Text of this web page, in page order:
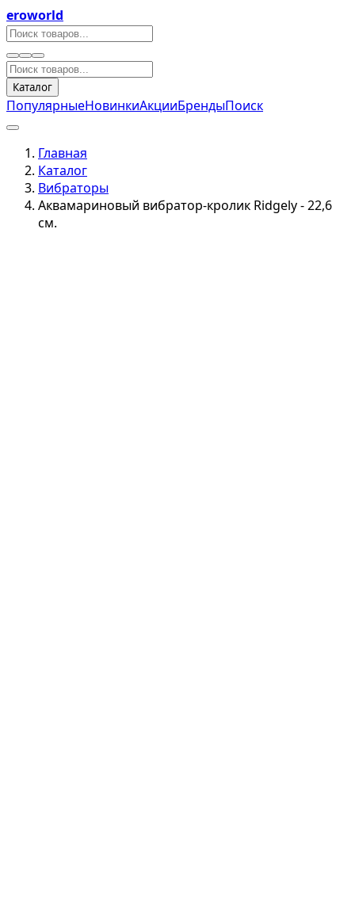
eroworld
Каталог
ПопулярныеНовинкиАкцииБрендыПоиск
Главная
Каталог
Вибраторы
Аквамариновый вибратор-кролик Ridgely - 22,6
см.